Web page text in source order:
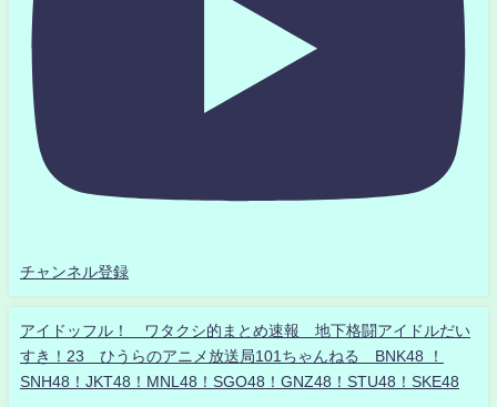
チャンネル登録
アイドッフル！ ワタクシ的まとめ速報 地下格闘アイドルだい
すき！23 ひうらのアニメ放送局101ちゃんねる BNK48 ！
SNH48！JKT48！MNL48！SGO48！GNZ48！STU48！SKE48